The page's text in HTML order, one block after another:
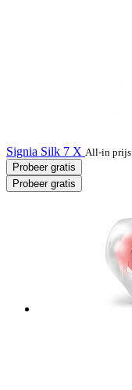
Signia Silk 7 X All-in prijs
Probeer gratis
Probeer gratis